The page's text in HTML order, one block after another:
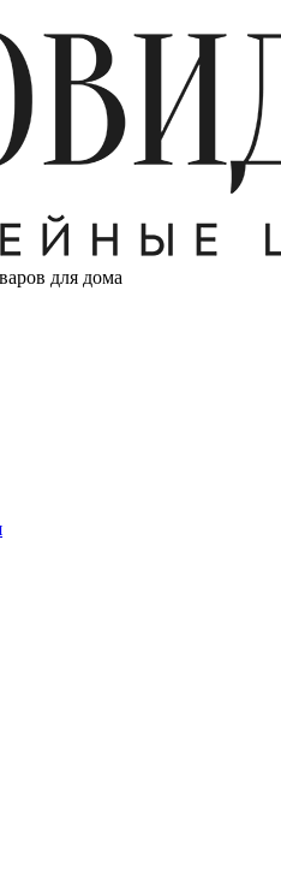
для дома